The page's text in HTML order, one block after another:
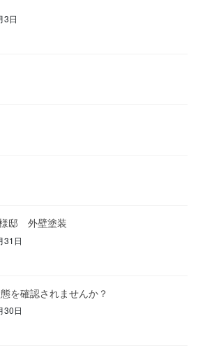
3日
邸 外壁塗装
31日
を確認されませんか？
30日